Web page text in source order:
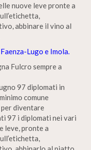
nuove leve pronte a
abbinare il vino al
Lugo e Imola.
Fulcro sempre a
97 diplomati in
comune
diventare
97 i diplomati nei vari
leve, pronte a